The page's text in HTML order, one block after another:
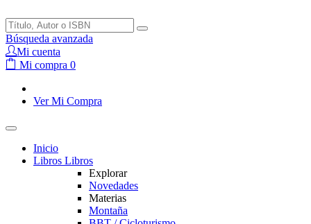
Búsqueda avanzada
Mi cuenta
Mi compra 0
Ver Mi Compra
Inicio
Libros Libros
Explorar
Novedades
Materias
Montaña